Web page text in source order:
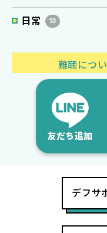
日常 13
難聴につ
友だち追加
デフサ